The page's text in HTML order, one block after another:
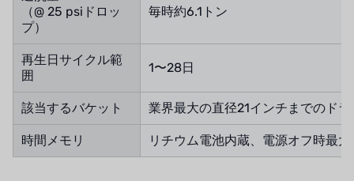
（@ 25 psiドロッ
プ）
毎時約6.1トン
再生日サイクル範
囲
1〜28日
該当するバケット 業界最大の直径21インチまでのド
時間メモリ リチウム電池内蔵、電源オフ時最